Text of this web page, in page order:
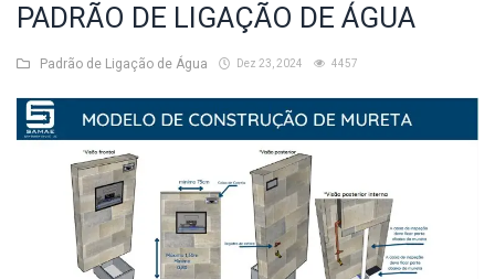
Página Inicial
Água
Comercial
Esgoto
Institucional
PADRÃO DE LIGAÇÃO DE ÁGUA
Padrão de Ligação de Água Dez 23, 2024 4457